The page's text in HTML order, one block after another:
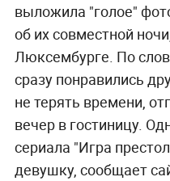
выложила "голое"
об их совместной
Люксембурге. По
сразу понравились
не терять времени,
вечер в гостиницу.
сериала "Игра
девушку, сообщает